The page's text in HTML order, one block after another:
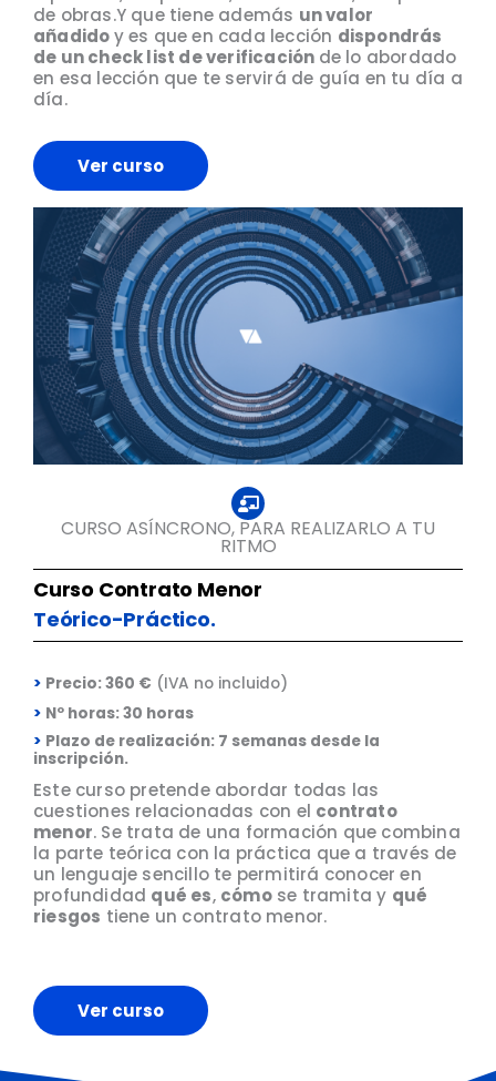
de obras.Y que tiene además un valor
añadidoy es que en cada lección dispondrás
de un check list de verificación de lo abordado
en esa lección que te servirá de guía en tu día a
día.
Ver curso
CURSO ASÍNCRONO, PARA REALIZARLO A TU
RITMO
Curso Contrato Menor
Teórico-Práctico.
> Precio: 360 € (IVA no incluido)
> Nº horas: 30 horas
> Plazo de realización: 7 semanas desde la
inscripción.
Este curso pretende abordar todas las
cuestiones relacionadas con el contrato
menor. Se trata de una formación que combina
la parte teórica con la práctica que a través de
un lenguaje sencillo te permitirá conocer en
profundidad qué es, cómose tramita y qué
riesgos tiene un contrato menor.
Ver curso